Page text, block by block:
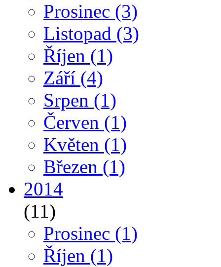
Prosinec (3)
Listopad (3)
Říjen (1)
Září (4)
Srpen (1)
Červen (1)
Květen (1)
Březen (1)
2014
(11)
Prosinec (1)
Říjen (1)